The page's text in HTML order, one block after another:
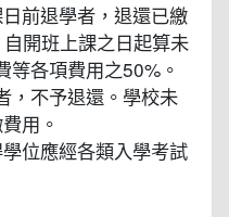
前退學者，退還已繳
開班上課之日起算未
等各項費用之50%。
，不予退還。學校未
用。
位應經各類入學考試